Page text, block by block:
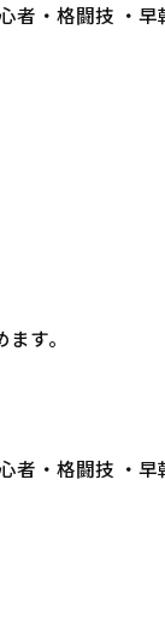
者・格闘技 ・
す。
者・格闘技 ・